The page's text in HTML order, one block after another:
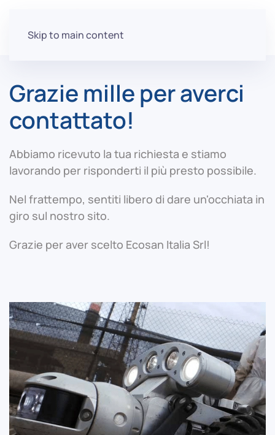
Skip to main content
Grazie mille per averci
contattato!
Abbiamo ricevuto la tua richiesta e stiamo
lavorando per risponderti il più presto possibile.
Nel frattempo, sentiti libero di dare un'occhiata in
giro sul nostro sito.
Grazie per aver scelto Ecosan Italia Srl!